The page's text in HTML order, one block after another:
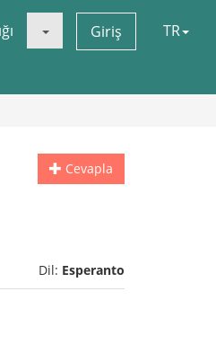
Giriş TR
Cevapla
Dil: Esperanto